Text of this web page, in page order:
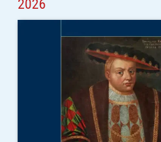
2026